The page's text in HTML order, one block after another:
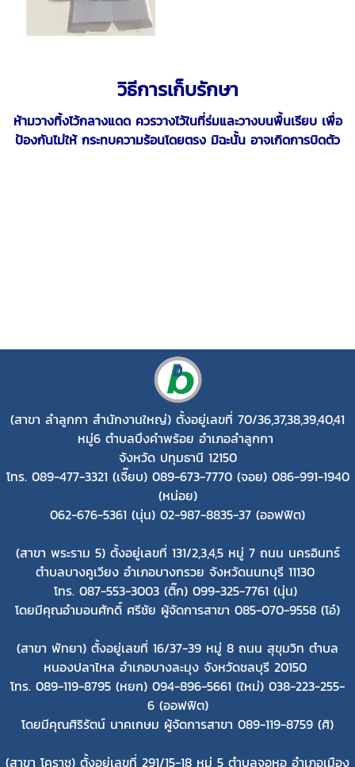
วิธีการเก็บรักษา
ห้ามวางทิ้งไว้กลางแดด ควรวางไว้ในที่ร่มและวางบนพื้นเรียบ เพื่อ
ป้องกันไม่ให้ กระทบความร้อนโดยตรง มิฉะนั้น อาจเกิดการบิดตัว
(สาขา ลำลูกกา สำนักงานใหญ่) ตั้งอยู่เลขที่ 70/36,37,38,39,40,41
หมู่6 ตำบลบึงคำพร้อย อำเภอลำลูกกา
จังหวัด ปทุมธานี 12150
โทร. 089-477-3321 (เจี๊ยบ) 089-673-7770 (จอย) 086-991-1940
(หน่อย)
062-676-5361 (นุ่น) 02-987-8835-37 (ออฟฟิต)
(สาขา พระราม 5) ตั้งอยู่เลขที่ 131/2,3,4,5 หมู่ 7 ถนน นครอินทร์
ตำบลบางคูเวียง อำเภอบางกรวย จังหวัดนนทบุรี 11130
โทร. 087-553-3003 (ติ๊ก) 099-325-7761 (นุ่น)
โดยมีคุณอำมอนศักดิ์ ศรีชัย ผู้จัดการสาขา 085-070-9558 (โอ๋)
(สาขา พัทยา) ตั้งอยู่เลขที่ 16/37-39 หมู่ 8 ถนน สุขุมวิท ตำบล
หนองปลาไหล อำเภอบางละมุง จังหวัดชลบุรี 20150
โทร. 089-119-8795 (หยก) 094-896-5661 (ใหม่) 038-223-255-
6 (ออฟฟิต)
โดยมีคุณศิริรัตน์ นาคเกษม ผู้จัดการสาขา 089-119-8759 (ศิ)
(สาขา โคราช) ตั้งอยู่เลขที่ 291/15-18 หมู่ 5 ตำบลจอหอ อำเภอเมือง